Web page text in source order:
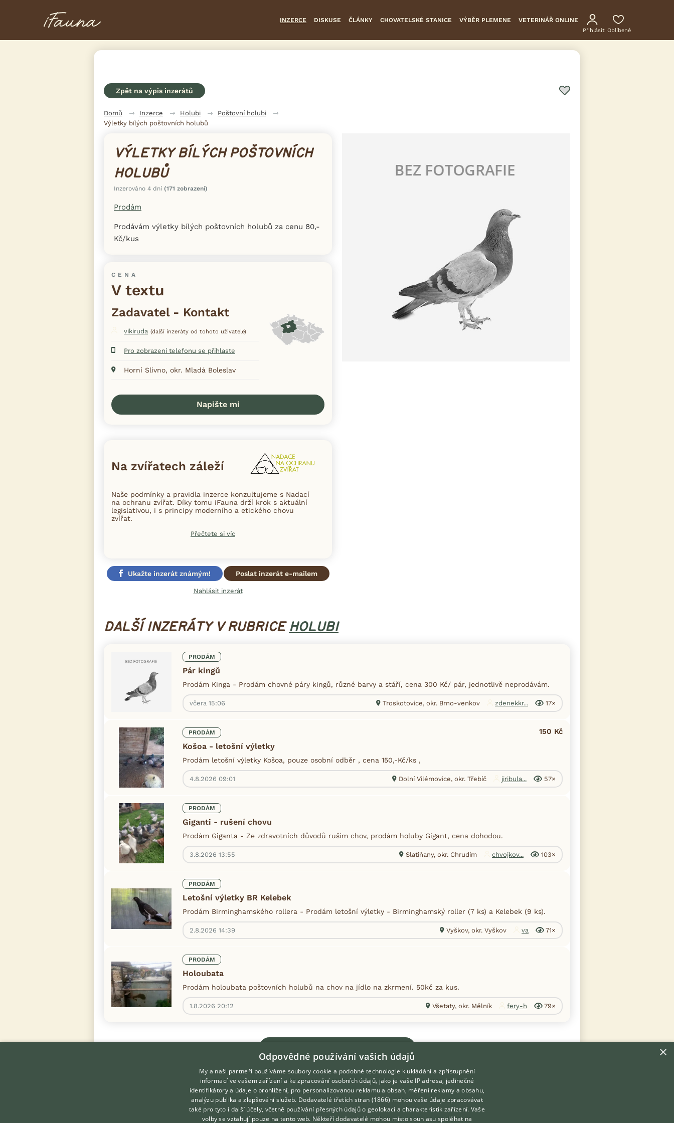
INZERCE DISKUSE ČLÁNKY CHOVATELSKÉ STANICE VÝBĚR PLEMENE VETERINÁŘ ONLINE
Přihlásit Oblíbené
Zpět na výpis inzerátů
Domů Inzerce Holubi
Poštovní holubi
Výletky bílých poštovních holubů
VÝLETKY BÍLÝCH POŠTOVNÍCH
HOLUBŮ
Inzerováno 4 dní (171 zobrazení)
Prodám
Prodávám výletky bílých poštovních holubů za cenu 80,-
Kč/kus
CENA
V textu
Zadavatel - Kontakt
vikiruda (další inzeráty od tohoto uživatele)
Pro zobrazení telefonu se přihlaste
Horní Slivno, okr. Mladá Boleslav
Napište mi
Na zvířatech záleží
Naše podmínky a pravidla inzerce konzultujeme s Nadací
na ochranu zvířat. Díky tomu iFauna drží krok s aktuální
legislativou, i s principy moderního a etického chovu
zvířat.
Přečtete si víc
Ukažte inzerát známým! Poslat inzerát e-mailem
Nahlásit inzerát
DALŠÍ INZERÁTY V RUBRICE HOLUBI
PRODÁM
Pár kingů
Prodám Kinga - Prodám chovné páry kingů, různé barvy a stáří, cena 300 Kč/ pár, jednotlivě neprodávám.
včera 15:06 Troskotovice, okr. Brno-venkov zdenekkr... 17×
PRODÁM
Košoa - letošní výletky
150 Kč
Prodám letošní výletky Košoa, pouze osobní odběr , cena 150,-Kč/ks ,
4.8.2026 09:01 Dolní Vilémovice, okr. Třebíč jiribula... 57×
PRODÁM
Giganti - rušení chovu
Prodám Giganta - Ze zdravotních důvodů ruším chov, prodám holuby Gigant, cena dohodou.
3.8.2026 13:55 Slatiňany, okr. Chrudim chvojkov... 103×
PRODÁM
Letošní výletky BR Kelebek
Prodám Birminghamského rollera - Prodám letošní výletky - Birminghamský roller (7 ks) a Kelebek (9 ks).
2.8.2026 14:39 Vyškov, okr. Vyškov va 71×
PRODÁM
Holoubata
Prodám holoubata poštovních holubů na chov na jídlo na zkrmení. 50kč za kus.
1.8.2026 20:12 Všetaty, okr. Mělník fery-h 79×
KONTAKT DO REDAKCE
DOMOVSKÁ STRÁNKA
INZERCE
O nás
Kontakt
×
Odpovědné používání vašich údajů
My a naši partneři používáme soubory cookie a podobné technologie k ukládání a zpřístupnění
informací ve vašem zařízení a ke zpracování osobních údajů, jako je vaše IP adresa, jedinečné
identifikátory a údaje o prohlížení, pro personalizovanou reklamu a obsah, měření reklamy a obsahu,
analýzu publika a zlepšování služeb. Dodavatelé třetích stran (1866) mohou vaše údaje zpracovávat
také pro tyto i další účely, včetně používání přesných údajů o geolokaci a charakteristik zařízení. Vaše
volby se vztahují pouze na tento web. Někteří dodavatelé mohou místo souhlasu spoléhat na